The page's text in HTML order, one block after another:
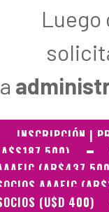
Luego
a
INSCRIPCIÓN |
AAAEIC
(U$D 400)